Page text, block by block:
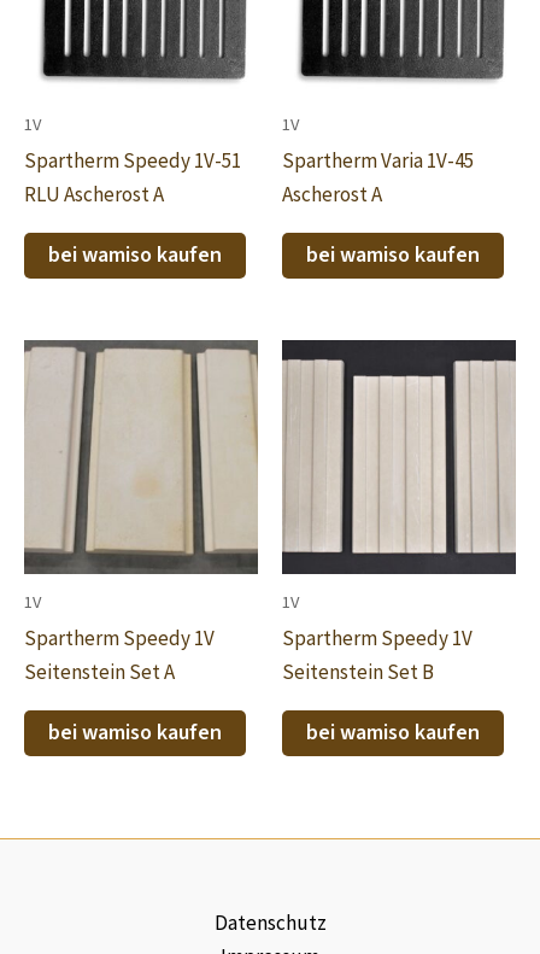
1V
Spartherm Speedy 1V-51
RLU Ascherost A
bei wamiso kaufen
1V
Spartherm Varia 1V-45
Ascherost A
bei wamiso kaufen
1V
Spartherm Speedy 1V
Seitenstein Set A
bei wamiso kaufen
1V
Spartherm Speedy 1V
Seitenstein Set B
bei wamiso kaufen
Datenschutz